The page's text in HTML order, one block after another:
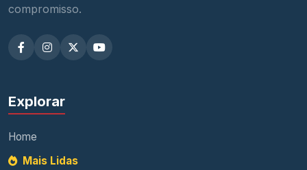
compromisso.
Explorar
Home
Mais Lidas